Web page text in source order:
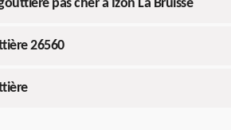
pas cher à Izon La Bruisse
26560